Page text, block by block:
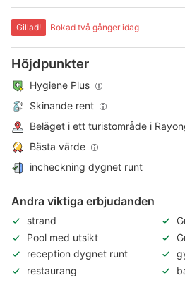
Gillad! Bokad två gånger idag
Höjdpunkter
Hygiene Plus
Skinande rent
Beläget i ett turistområde i
Bästa värde
incheckning dygnet runt
Andra viktiga erbjudanden
strand
Pool med utsikt
reception dygnet runt
restaurang